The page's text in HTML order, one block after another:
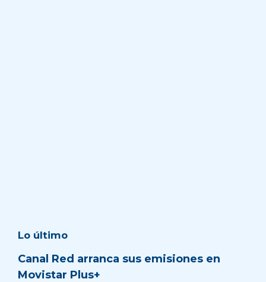
Lo último
Canal Red arranca sus emisiones en
Movistar Plus+